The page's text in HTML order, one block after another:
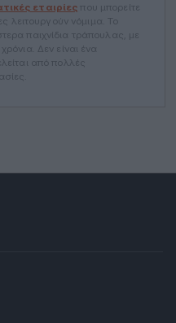
εταιρίες που μπορείτε
λειτουργούν νόμιμα. Το
παιχνίδια τράπουλας, με
Δεν είναι ένα
από πολλές